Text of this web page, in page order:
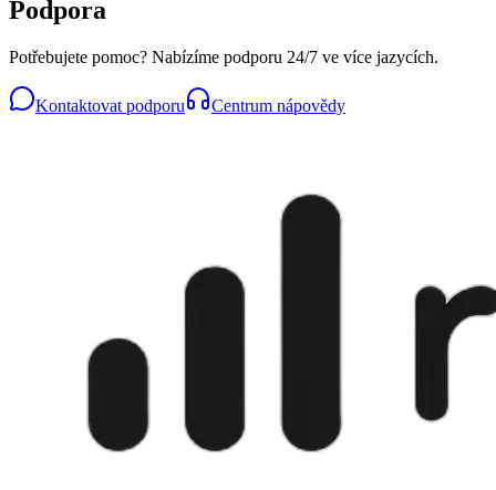
Podpora
Potřebujete pomoc? Nabízíme podporu 24/7 ve více jazycích.
Kontaktovat podporu Centrum nápovědy